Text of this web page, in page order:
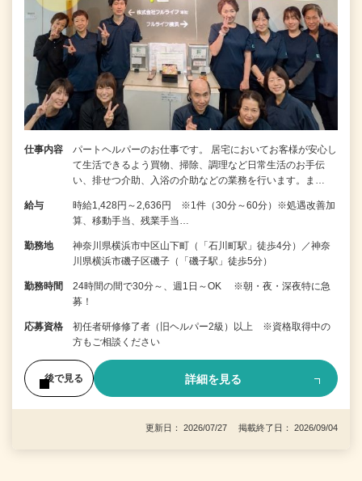
仕事内容
パートヘルパーのお仕事です。 居宅においてお客様が安心し
て生活できるよう買物、掃除、調理など日常生活のお手伝
い、排せつ介助、入浴の介助などの業務を行います。ま…
給与
時給1,428円～2,636円 ※1件（30分～60分）※処遇改善加
算、移動手当、残業手当…
勤務地
神奈川県横浜市中区山下町（「石川町駅」徒歩4分）／神奈
川県横浜市磯子区磯子（「磯子駅」徒歩5分）
勤務時間
24時間の間で30分～、週1日～OK ※朝・夜・深夜特に急
募！
応募資格
初任者研修修了者（旧ヘルパー2級）以上 ※資格取得中の
方もご相談ください
後で見る 詳細を見る
更新日： 2026/07/27 掲載終了日： 2026/09/04